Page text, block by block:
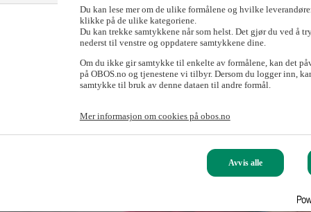
Du kan lese mer om de ulike formålene og hvilke
klikke på de ulike kategoriene.
Du kan trekke samtykkene når som helst. Det gjør du ved å
nederst til venstre og oppdatere samtykkene dine.
Om du ikke gir samtykke til enkelte av formålene, kan det
på OBOS.no og tjenestene vi tilbyr. Dersom du logger inn,
samtykke til bruk av denne dataen til andre formål.
Mer informasjon om cookies på obos.no
Avvis alle